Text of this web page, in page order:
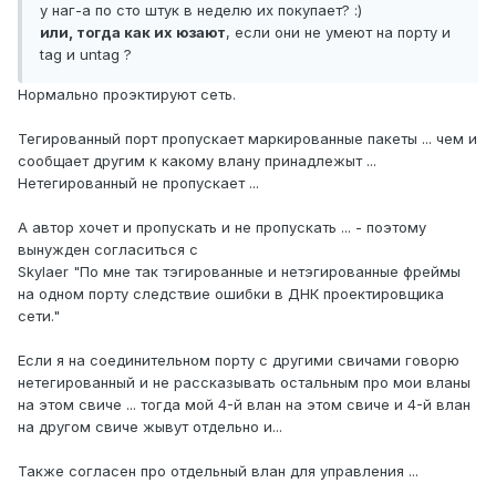
у наг-а по сто штук в неделю их покупает? :)
или, тогда как их юзают, если они не умеют на порту и
tag и untag ?
Нормально проэктируют сеть.
Тегированный порт пропускает маркированные пакеты ... чем и
сообщает другим к какому влану принадлежыт ...
Нетегированный не пропускает ...
А автор хочет и пропускать и не пропускать ... - поэтому
вынужден согласиться с
Skylaer "По мне так тэгированные и нетэгированные фреймы
на одном порту следствие ошибки в ДНК проектировщика
сети."
Если я на соединительном порту с другими свичами говорю
нетегированный и не рассказывать остальным про мои вланы
на этом свиче ... тогда мой 4-й влан на этом свиче и 4-й влан
на другом свиче жывут отдельно и...
Также согласен про отдельный влан для управления ...